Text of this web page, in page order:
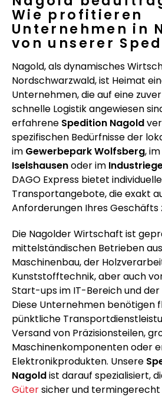
Wie profitieren
Unternehmen in
von unserer
Nagold, als dynamisches
Nordschwarzwald, ist Heimat
Unternehmen, die auf eine
schnelle Logistik angewiesen
erfahrene Spedition Nagold
spezifischen Bedürfnisse der
im Gewerbepark Wolfsberg, im
Iselshausenoder im
DAGO Express bietet individuelle
Transportangebote, die exakt
Anforderungen Ihres Geschäfts
Die Nagolder Wirtschaft ist
mittelständischen Betrieben
Maschinenbau, der
Kunststofftechnik, aber auch
Start-ups im IT-Bereich und der
Diese Unternehmen benötigen
pünktliche
Versand von Präzisionsteilen,
Maschinenkomponenten oder
Elektronikprodukten. Unsere
Nagoldist darauf spezialisiert,
Gütersicher und termingerecht